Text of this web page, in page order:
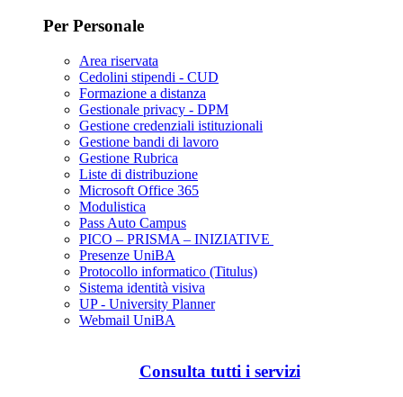
Per Personale
Area riservata
Cedolini stipendi - CUD
Formazione a distanza
Gestionale privacy - DPM
Gestione credenziali istituzionali
Gestione bandi di lavoro
Gestione Rubrica
Liste di distribuzione
Microsoft Office 365
Modulistica
Pass Auto Campus
PICO – PRISMA – INIZIATIVE
Presenze UniBA
Protocollo informatico (Titulus)
Sistema identità visiva
UP - University Planner
Webmail UniBA
Consulta tutti i servizi